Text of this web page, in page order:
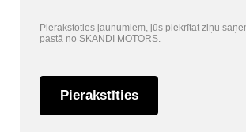
Pierakstoties jaunumiem, jūs piekrītat ziņu
pastā no SKANDI MOTORS.
Pierakstīties